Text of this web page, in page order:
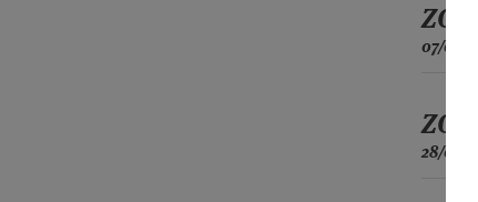
ZO
07/02
ZO
28/02